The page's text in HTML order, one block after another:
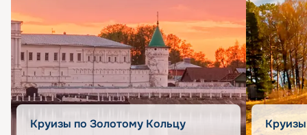
Круизы по Золотому Кольцу